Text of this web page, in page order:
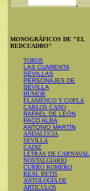
MONOGRÁFICOS DE "EL
REDCUADRO"
TOROS
LAS CUARENTA
SEVILLAS
PERSONAJES DE
SEVILLA
HUMOR
FLAMENCO Y COPLA
CARLOS CANO
RAFAEL DE LEÓN
PACO ALBA
ANTONIO MARTÍN
ANDALUCIA
SEVILLA
CADIZ
LETRAS DE CARNAVAL
NOSTALGIARIO
CURRO ROMERO
REAL BETIS
ANTOLOGÍA DE
ARTICULOS